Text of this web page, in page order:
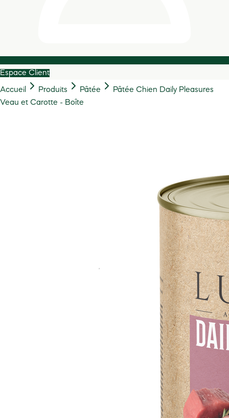
Espace Client
Accueil Produits Pâtée
Pâtée Chien Daily Pleasures
Veau et Carotte - Boîte